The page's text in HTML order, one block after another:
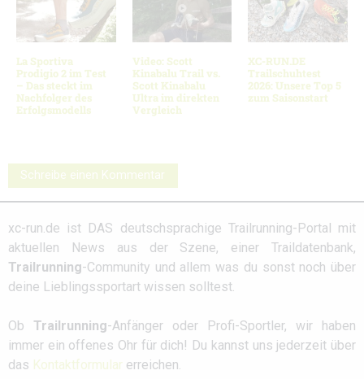
La Sportiva
Prodigio 2 im Test
– Das steckt im
Nachfolger des
Erfolgsmodells
Video: Scott
Kinabalu Trail vs.
Scott Kinabalu
Ultra im direkten
Vergleich
XC-RUN.DE
Trailschuhtest
2026: Unsere Top 5
zum Saisonstart
Schreibe einen Kommentar
xc-run.de ist DAS deutschsprachige Trailrunning-Portal mit
aktuellen News aus der Szene, einer Traildatenbank,
Trailrunning-Community und allem was du sonst noch über
deine Lieblingssportart wissen solltest.
Ob Trailrunning-Anfänger oder Profi-Sportler, wir haben
immer ein offenes Ohr für dich! Du kannst uns jederzeit über
das Kontaktformular erreichen.